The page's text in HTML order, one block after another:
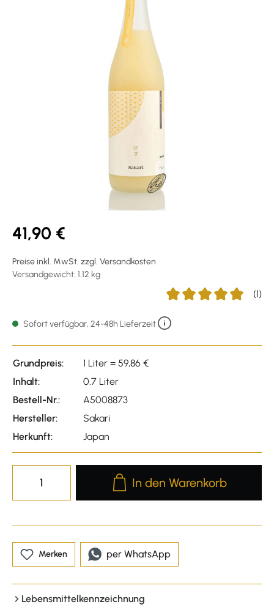
41,90 €
Preise inkl. MwSt. zzgl. Versandkosten
Versandgewicht: 1.12 kg
(1)
Sofort verfügbar, 24-48h Lieferzeit
Grundpreis:
1 Liter = 59,86 €
Inhalt:
0.7 Liter
Bestell-Nr.:
A5008873
Hersteller:
Sakari
Herkunft:
Japan
Produkt Anzahl: Gib den
In den Warenkorb
Merken per WhatsApp
Lebensmittelkennzeichnung